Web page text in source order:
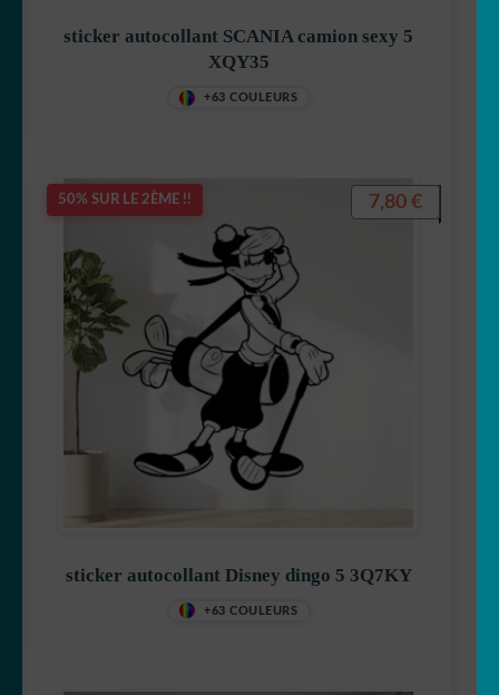
sticker autocollant SCANIA camion sexy 5
XQY35
+63 COULEURS
50% SUR LE 2ÈME !!
sticker autocollant Disney dingo 5 3Q7KY
+63 COULEURS
7,80 €